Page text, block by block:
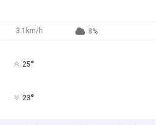
3.1km/h 8%
25°
23°